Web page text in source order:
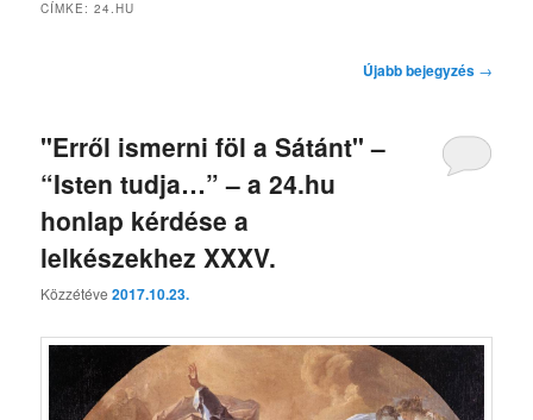
CÍMKE:24.HU
Újabb bejegyzés →
"Erről ismerni föl a Sátánt" –
“Isten tudja…” – a 24.hu
honlap kérdése a
lelkészekhez XXXV.
Közzétéve2017.10.23.